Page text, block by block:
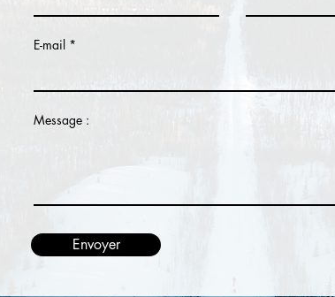
E-mail
Message :
Envoyer